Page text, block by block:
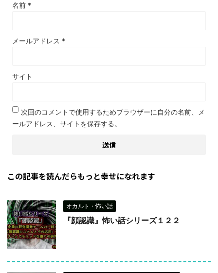
名前 *
メールアドレス *
サイト
次回のコメントで使用するためブラウザーに自分の名前、メ
ールアドレス、サイトを保存する。
この記事を読んだらもっと幸せになれます
オカルト・怖い話
『顔認識』怖い話シリーズ１２２